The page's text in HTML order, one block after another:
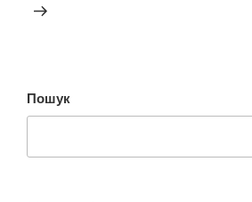
Пошук